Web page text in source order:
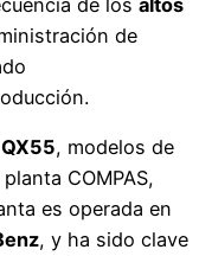
de
, modelos de
COMPAS,
es operada en
, y ha sido clave